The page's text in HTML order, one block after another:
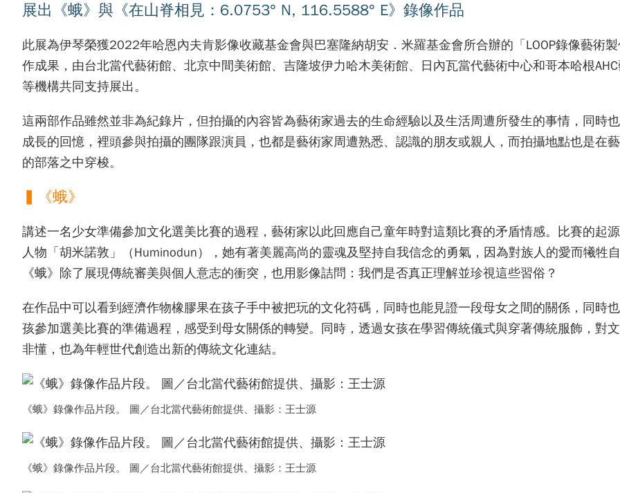
展出《蛾》與《在山脊相見：6.0753° N, 116.5588° E》錄像作品
此展為伊琴榮獲2022年哈恩內夫肯影像收藏基金會與巴塞隆納胡安．米羅基金會所合辦的「LOOP錄像藝術
作成果，由台北當代藝術館、北京中間美術館、吉隆坡伊力哈木美術館、日內瓦當代藝術中心和哥本哈根
等機構共同支持展出。
這兩部作品雖然並非為紀錄片，但拍攝的內容皆為藝術家過去的生命經驗以及生活周遭所發生的事情，同時
成長的回憶，裡頭參與拍攝的團隊跟演員，也都是藝術家周遭熟悉、認識的朋友或親人，而拍攝地點也是在
的部落之中穿梭。
▍《蛾》
講述一名少女準備參加文化選美比賽的過程，藝術家以此回應自己童年時對這類比賽的矛盾情感。比賽的起
人物「胡米諾敦」（Huminodun），她有著美麗高尚的靈魂及堅持自我信念的勇氣，因為對族人的愛而犧牲
《蛾》除了展現傳統審美與個人意志的衝突，也用影像詰問：我們是否真正理解並珍視這些習俗？
在作品中可以看到經濟作物橡膠果在孩子手中被把玩的文化符碼，同時也能見證一段母女之間的關係，同時
孩參加選美比賽的準備過程，感受到母女關係的轉變。同時，透過女孩在學習傳統儀式與穿著傳統服飾，對
非懂，也為年輕世代創造出新的傳統文化連結。
《蛾》錄像作品片段。 圖／台北當代藝術館提供、攝影：王士源
《蛾》錄像作品片段。 圖／台北當代藝術館提供、攝影：王士源